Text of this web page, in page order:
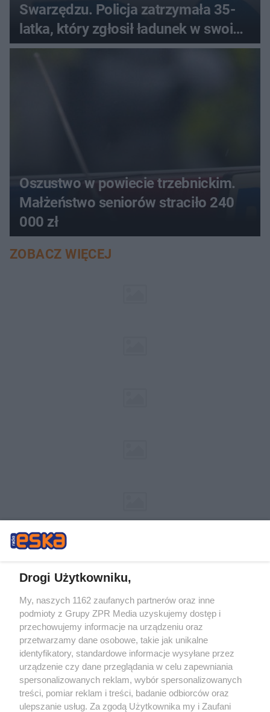
Swarzędzu. Policja zatrzymała 35-
latka, który zgłosił ładunek w swoim
aucie
Oszustwo w powiecie trzebnickim.
Małżeństwo seniorów straciło 240
000 zł
ZOBACZ WIĘCEJ
Żaden utwór zamieszczony w serwisie nie może być powielany i
rozpowszechniany lub dalej rozpowszechniany w jakikolwiek sposób (w
tym także elektroniczny lub mechaniczny) na jakimkolwiek polu
eksploatacji w jakiejkolwiek formie, włącznie z umieszczaniem w Internecie
bez pisemnej zgody właściciela praw. Jakiekolwiek użycie lub
wykorzystanie utworów w całości lub w części z naruszeniem prawa, tzn.
bez właściwej zgody, jest zabronione pod groźbą kary i może być ścigane
prawnie.
Drogi Użytkowniku,
My, naszych 1162 zaufanych partnerów oraz inne
podmioty z Grupy ZPR Media uzyskujemy dostęp i
przechowujemy informacje na urządzeniu oraz
przetwarzamy dane osobowe, takie jak unikalne
identyfikatory, standardowe informacje wysyłane przez
urządzenie czy dane przeglądania w celu zapewniania
spersonalizowanych reklam, wybór spersonalizowanych
treści, pomiar reklam i treści, badanie odbiorców oraz
ulepszanie usług. Za zgodą Użytkownika my i Zaufani